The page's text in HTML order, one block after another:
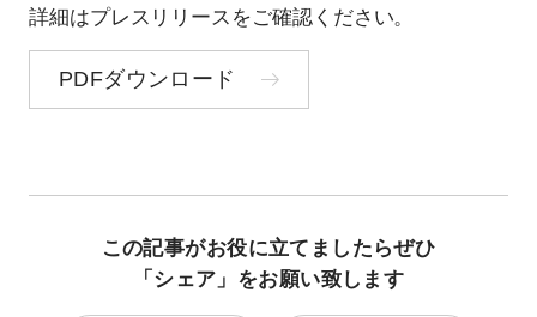
詳細はプレスリリースをご確認ください。
PDFダウンロード
この記事がお役に立てましたらぜひ
「シェア」をお願い致します